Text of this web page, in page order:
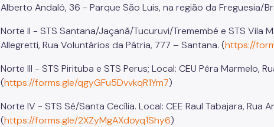
Alberto Andaló, 36 - Parque São Luis, na região da Freguesia/
Norte II - STS Santana/Jaçanã/Tucuruvi/Tremembé e STS Vila
Allegretti, Rua Voluntários da Pátria, 777 – Santana. (https://
Norte III - STS Pirituba e STS Perus; Local: CEU Pêra Marmelo,
(https://forms.gle/qgyGFu5DvvkqR1Ym7)
Norte IV - STS Sé/Santa Cecília. Local: CEE Raul Tabajara, Rua
(https://forms.gle/2XZyMgAXdoyq1Shy6)